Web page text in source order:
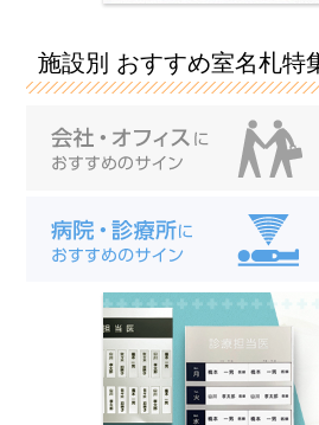
施設別 おすすめ室名札特